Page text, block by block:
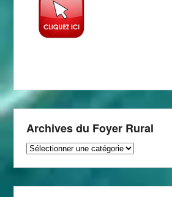
Archives du Foyer Rural
Archives
Rural